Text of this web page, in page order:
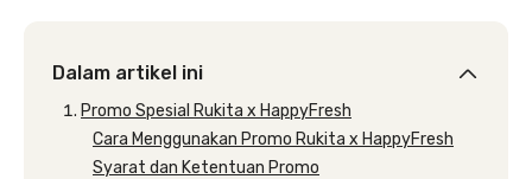
Dalam artikel ini
Promo Spesial Rukita x HappyFresh
Cara Menggunakan Promo Rukita x HappyFresh
Syarat dan Ketentuan Promo